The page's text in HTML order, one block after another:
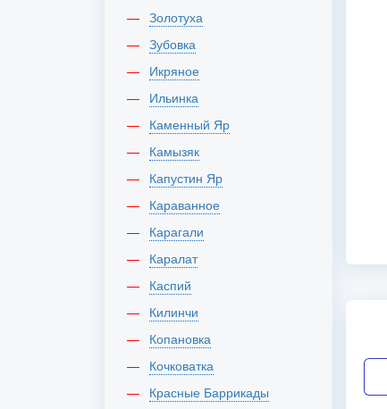
Золотуха
Зубовка
Икряное
Ильинка
Каменный Яр
Камызяк
Капустин Яр
Караванное
Карагали
Каралат
Каспий
Килинчи
Копановка
Кочковатка
Красные Баррикады